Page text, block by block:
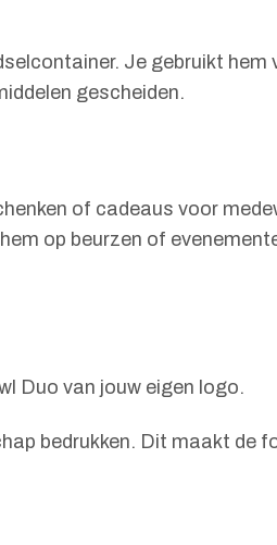
Je gebruikt
gescheiden.
of cadeaus voor
op beurzen of
Duo van jouw eigen logo.
bedrukken. Dit maakt de